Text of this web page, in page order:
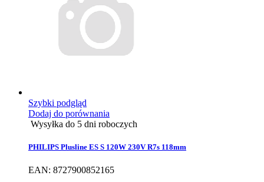
Szybki podgląd
Dodaj do porównania
Wysyłka do 5 dni roboczych
PHILIPS Plusline ES S 120W 230V R7s 118mm
EAN: 8727900852165